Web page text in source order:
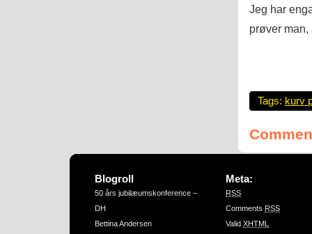
Jeg har
prøver
Tags: kurv
Blogroll
50 års jubilæumskonference –
DH
Bettina Andersen
Meta:
RSS
Comments RSS
Valid XHTML